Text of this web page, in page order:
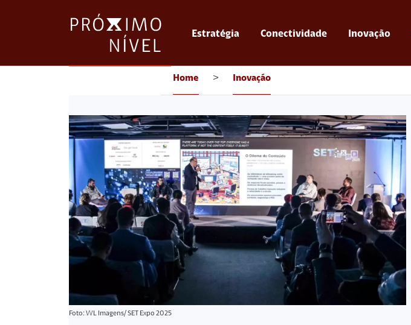
Estratégia Conectividade Inovação
Home > Inovação
Foto: WL Imagens/ SET Expo 2025